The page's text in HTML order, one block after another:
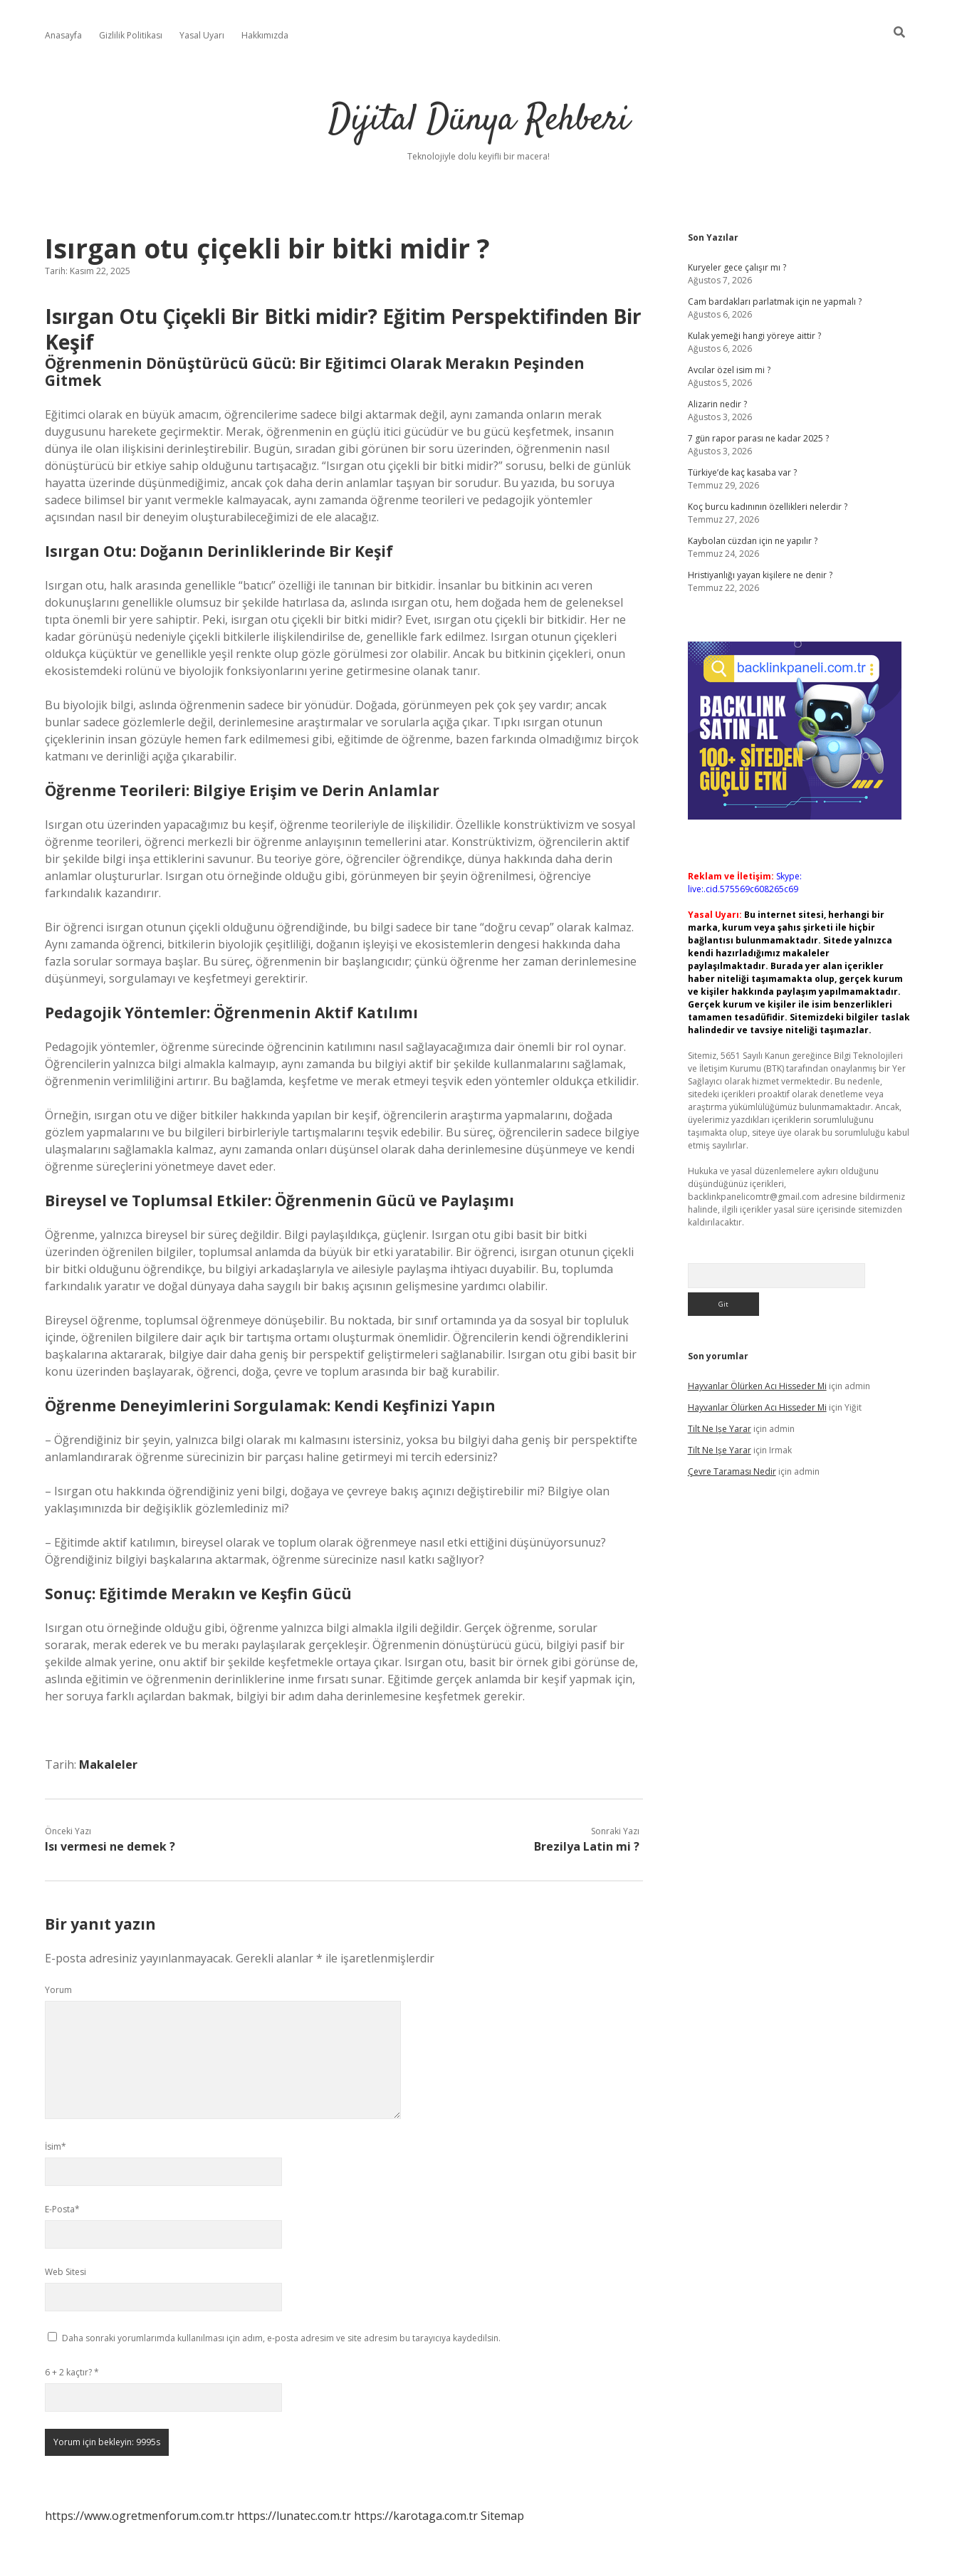
Anasayfa Gizlilik Politikası Yasal Uyarı Hakkımızda
Dijital Dünya Rehberi
Teknolojiyle dolu keyifli bir macera!
Isırgan otu çiçekli bir bitki midir ?
Tarih: Kasım 22, 2025
Isırgan Otu Çiçekli Bir Bitki midir? Eğitim Perspektifinden Bir
Keşif
Öğrenmenin Dönüştürücü Gücü: Bir Eğitimci Olarak Merakın Peşinden
Gitmek
Eğitimci olarak en büyük amacım, öğrencilerime sadece bilgi aktarmak değil, aynı zamanda onların merak
duygusunu harekete geçirmektir. Merak, öğrenmenin en güçlü itici gücüdür ve bu gücü keşfetmek, insanın
dünya ile olan ilişkisini derinleştirebilir. Bugün, sıradan gibi görünen bir soru üzerinden, öğrenmenin nasıl
dönüştürücü bir etkiye sahip olduğunu tartışacağız. “Isırgan otu çiçekli bir bitki midir?” sorusu, belki de günlük
hayatta üzerinde düşünmediğimiz, ancak çok daha derin anlamlar taşıyan bir sorudur. Bu yazıda, bu soruya
sadece bilimsel bir yanıt vermekle kalmayacak, aynı zamanda öğrenme teorileri ve pedagojik yöntemler
açısından nasıl bir deneyim oluşturabileceğimizi de ele alacağız.
Isırgan Otu: Doğanın Derinliklerinde Bir Keşif
Isırgan otu, halk arasında genellikle “batıcı” özelliği ile tanınan bir bitkidir. İnsanlar bu bitkinin acı veren
dokunuşlarını genellikle olumsuz bir şekilde hatırlasa da, aslında ısırgan otu, hem doğada hem de geleneksel
tıpta önemli bir yere sahiptir. Peki, isırgan otu çiçekli bir bitki midir? Evet, ısırgan otu çiçekli bir bitkidir. Her ne
kadar görünüşü nedeniyle çiçekli bitkilerle ilişkilendirilse de, genellikle fark edilmez. Isırgan otunun çiçekleri
oldukça küçüktür ve genellikle yeşil renkte olup gözle görülmesi zor olabilir. Ancak bu bitkinin çiçekleri, onun
ekosistemdeki rolünü ve biyolojik fonksiyonlarını yerine getirmesine olanak tanır.
Bu biyolojik bilgi, aslında öğrenmenin sadece bir yönüdür. Doğada, görünmeyen pek çok şey vardır; ancak
bunlar sadece gözlemlerle değil, derinlemesine araştırmalar ve sorularla açığa çıkar. Tıpkı ısırgan otunun
çiçeklerinin insan gözüyle hemen fark edilmemesi gibi, eğitimde de öğrenme, bazen farkında olmadığımız birçok
katmanı ve derinliği açığa çıkarabilir.
Öğrenme Teorileri: Bilgiye Erişim ve Derin Anlamlar
Isırgan otu üzerinden yapacağımız bu keşif, öğrenme teorileriyle de ilişkilidir. Özellikle konstrüktivizm ve sosyal
öğrenme teorileri, öğrenci merkezli bir öğrenme anlayışının temellerini atar. Konstrüktivizm, öğrencilerin aktif
bir şekilde bilgi inşa ettiklerini savunur. Bu teoriye göre, öğrenciler öğrendikçe, dünya hakkında daha derin
anlamlar oluştururlar. Isırgan otu örneğinde olduğu gibi, görünmeyen bir şeyin öğrenilmesi, öğrenciye
farkındalık kazandırır.
Bir öğrenci isırgan otunun çiçekli olduğunu öğrendiğinde, bu bilgi sadece bir tane “doğru cevap” olarak kalmaz.
Aynı zamanda öğrenci, bitkilerin biyolojik çeşitliliği, doğanın işleyişi ve ekosistemlerin dengesi hakkında daha
fazla sorular sormaya başlar. Bu süreç, öğrenmenin bir başlangıcıdır; çünkü öğrenme her zaman derinlemesine
düşünmeyi, sorgulamayı ve keşfetmeyi gerektirir.
Pedagojik Yöntemler: Öğrenmenin Aktif Katılımı
Pedagojik yöntemler, öğrenme sürecinde öğrencinin katılımını nasıl sağlayacağımıza dair önemli bir rol oynar.
Öğrencilerin yalnızca bilgi almakla kalmayıp, aynı zamanda bu bilgiyi aktif bir şekilde kullanmalarını sağlamak,
öğrenmenin verimliliğini artırır. Bu bağlamda, keşfetme ve merak etmeyi teşvik eden yöntemler oldukça etkilidir.
Örneğin, ısırgan otu ve diğer bitkiler hakkında yapılan bir keşif, öğrencilerin araştırma yapmalarını, doğada
gözlem yapmalarını ve bu bilgileri birbirleriyle tartışmalarını teşvik edebilir. Bu süreç, öğrencilerin sadece bilgiye
ulaşmalarını sağlamakla kalmaz, aynı zamanda onları düşünsel olarak daha derinlemesine düşünmeye ve kendi
öğrenme süreçlerini yönetmeye davet eder.
Bireysel ve Toplumsal Etkiler: Öğrenmenin Gücü ve Paylaşımı
Öğrenme, yalnızca bireysel bir süreç değildir. Bilgi paylaşıldıkça, güçlenir. Isırgan otu gibi basit bir bitki
üzerinden öğrenilen bilgiler, toplumsal anlamda da büyük bir etki yaratabilir. Bir öğrenci, isırgan otunun çiçekli
bir bitki olduğunu öğrendikçe, bu bilgiyi arkadaşlarıyla ve ailesiyle paylaşma ihtiyacı duyabilir. Bu, toplumda
farkındalık yaratır ve doğal dünyaya daha saygılı bir bakış açısının gelişmesine yardımcı olabilir.
Bireysel öğrenme, toplumsal öğrenmeye dönüşebilir. Bu noktada, bir sınıf ortamında ya da sosyal bir topluluk
içinde, öğrenilen bilgilere dair açık bir tartışma ortamı oluşturmak önemlidir. Öğrencilerin kendi öğrendiklerini
başkalarına aktararak, bilgiye dair daha geniş bir perspektif geliştirmeleri sağlanabilir. Isırgan otu gibi basit bir
konu üzerinden başlayarak, öğrenci, doğa, çevre ve toplum arasında bir bağ kurabilir.
Öğrenme Deneyimlerini Sorgulamak: Kendi Keşfinizi Yapın
– Öğrendiğiniz bir şeyin, yalnızca bilgi olarak mı kalmasını istersiniz, yoksa bu bilgiyi daha geniş bir perspektifte
anlamlandırarak öğrenme sürecinizin bir parçası haline getirmeyi mi tercih edersiniz?
– Isırgan otu hakkında öğrendiğiniz yeni bilgi, doğaya ve çevreye bakış açınızı değiştirebilir mi? Bilgiye olan
yaklaşımınızda bir değişiklik gözlemlediniz mi?
– Eğitimde aktif katılımın, bireysel olarak ve toplum olarak öğrenmeye nasıl etki ettiğini düşünüyorsunuz?
Öğrendiğiniz bilgiyi başkalarına aktarmak, öğrenme sürecinize nasıl katkı sağlıyor?
Sonuç: Eğitimde Merakın ve Keşfin Gücü
Isırgan otu örneğinde olduğu gibi, öğrenme yalnızca bilgi almakla ilgili değildir. Gerçek öğrenme, sorular
sorarak, merak ederek ve bu merakı paylaşılarak gerçekleşir. Öğrenmenin dönüştürücü gücü, bilgiyi pasif bir
şekilde almak yerine, onu aktif bir şekilde keşfetmekle ortaya çıkar. Isırgan otu, basit bir örnek gibi görünse de,
aslında eğitimin ve öğrenmenin derinliklerine inme fırsatı sunar. Eğitimde gerçek anlamda bir keşif yapmak için,
her soruya farklı açılardan bakmak, bilgiyi bir adım daha derinlemesine keşfetmek gerekir.
Tarih: Makaleler
Önceki Yazı
Isı vermesi ne demek ?
Sonraki Yazı
Brezilya Latin mi ?
Bir yanıt yazın
E-posta adresiniz yayınlanmayacak. Gerekli alanlar* ile işaretlenmişlerdir
Yorum
İsim*
E-Posta*
Web Sitesi
Daha sonraki yorumlarımda kullanılması için adım, e-posta adresim ve site adresim bu tarayıcıya kaydedilsin.
6 + 2 kaçtır?*
https://www.ogretmenforum.com.tr https://lunatec.com.tr https://karotaga.com.trSitemap
Sidebar
Son Yazılar
Kuryeler gece çalışır mı ?
Ağustos 7, 2026
Cam bardakları parlatmak için ne yapmalı ?
Ağustos 6, 2026
Kulak yemeği hangi yöreye aittir ?
Ağustos 6, 2026
Avcılar özel isim mi ?
Ağustos 5, 2026
Alizarin nedir ?
Ağustos 3, 2026
7 gün rapor parası ne kadar 2025 ?
Ağustos 3, 2026
Türkiye’de kaç kasaba var ?
Temmuz 29, 2026
Koç burcu kadınının özellikleri nelerdir ?
Temmuz 27, 2026
Kaybolan cüzdan için ne yapılır ?
Temmuz 24, 2026
Hristiyanlığı yayan kişilere ne denir ?
Temmuz 22, 2026
Reklam ve İletişim: Skype:
live:.cid.575569c608265c69
Yasal Uyarı: Bu internet sitesi, herhangi bir
marka, kurum veya şahıs şirketi ile hiçbir
bağlantısı bulunmamaktadır. Sitede yalnızca
kendi hazırladığımız makaleler
paylaşılmaktadır. Burada yer alan içerikler
haber niteliği taşımamakta olup, gerçek kurum
ve kişiler hakkında paylaşım yapılmamaktadır.
Gerçek kurum ve kişiler ile isim benzerlikleri
tamamen tesadüfidir. Sitemizdeki bilgiler taslak
halindedir ve tavsiye niteliği taşımazlar.
Sitemiz, 5651 Sayılı Kanun gereğince Bilgi Teknolojileri
ve İletişim Kurumu (BTK) tarafından onaylanmış bir Yer
Sağlayıcı olarak hizmet vermektedir. Bu nedenle,
sitedeki içerikleri proaktif olarak denetleme veya
araştırma yükümlülüğümüz bulunmamaktadır. Ancak,
üyelerimiz yazdıkları içeriklerin sorumluluğunu
taşımakta olup, siteye üye olarak bu sorumluluğu kabul
etmiş sayılırlar.
Hukuka ve yasal düzenlemelere aykırı olduğunu
düşündüğünüz içerikleri,
backlinkpanelicomtr@gmail.com adresine bildirmeniz
halinde, ilgili içerikler yasal süre içerisinde sitemizden
kaldırılacaktır.
Son yorumlar
Hayvanlar Ölürken Acı Hisseder Mi için admin
Hayvanlar Ölürken Acı Hisseder Mi için Yiğit
Tilt Ne Işe Yarariçin admin
Tilt Ne Işe Yarariçin Irmak
Çevre Taraması Nediriçin admin